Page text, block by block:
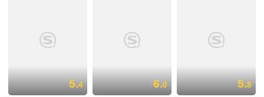
5.4 6.0 5.8